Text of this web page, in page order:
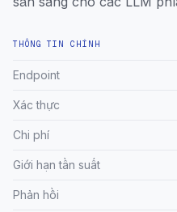
THÔNG TIN CHÍNH
Endpoint
Xác thực
Chi phí
Giới hạn tần suất
Phản hồi